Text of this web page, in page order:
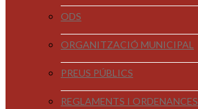
ODS
ORGANITZACIÓ MUNICIPAL
PREUS PÚBLICS
REGLAMENTS I ORDENANCES